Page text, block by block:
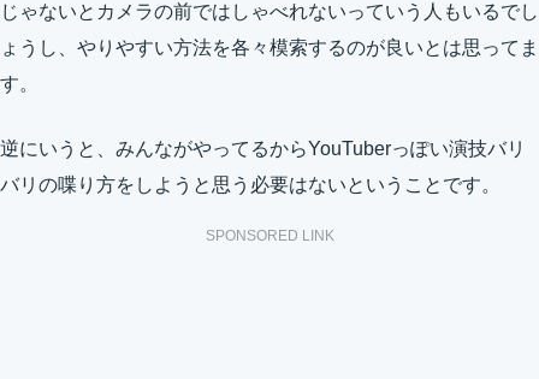
じゃないとカメラの前ではしゃべれないっていう人もいるでし
ょうし、やりやすい方法を各々模索するのが良いとは思ってま
す。
逆にいうと、みんながやってるからYouTuberっぽい演技バリ
バリの喋り方をしようと思う必要はないということです。
SPONSORED LINK